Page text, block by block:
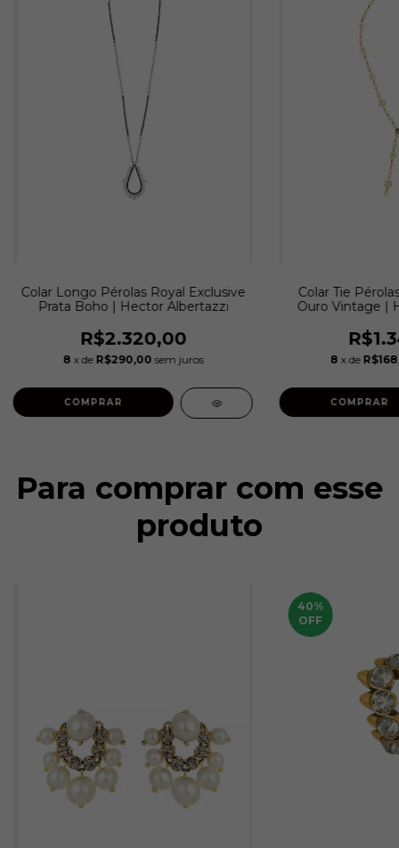
Colar Longo Pérolas Royal Exclusive
Prata Boho | Hector Albertazzi
R$2.320,00
8 x de R$290,00 sem juros
COMPRAR
Colar Tie
Ouro Vintage |
8 x de
COMPRAR
Para comprar com esse
produto
40%
OFF